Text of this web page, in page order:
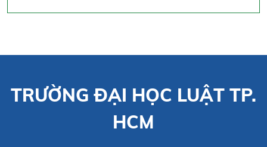
TRƯỜNG ĐẠI HỌC LUẬT TP.
HCM